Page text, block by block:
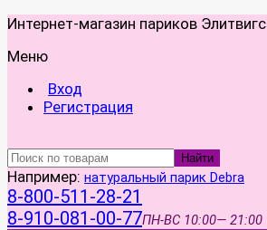
Интернет-магазин париков Элитвигс
Меню
Вход
Регистрация
Найти
Например: натуральный парик Debra
8-800-511-28-21
8-910-081-00-77ПН-ВС 10:00— 21:00